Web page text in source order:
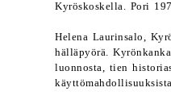
Kyröskoskella. Pori
Helena Laurinsalo,
hälläpyörä.
luonnosta, tien